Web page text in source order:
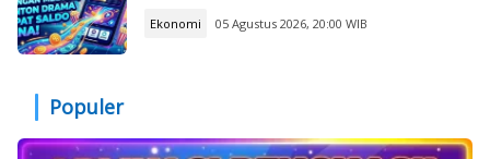
Ekonomi 05 Agustus 2026, 20:00 WIB
Populer